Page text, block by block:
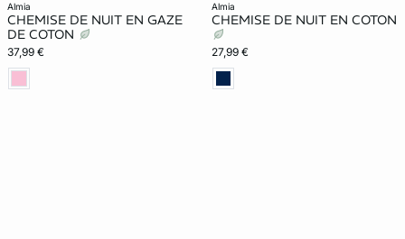
almia
CHEMISE DE NUIT EN GAZE
DE COTON
37,99 €
almia
CHEMISE DE NUIT EN COTON
27,99 €